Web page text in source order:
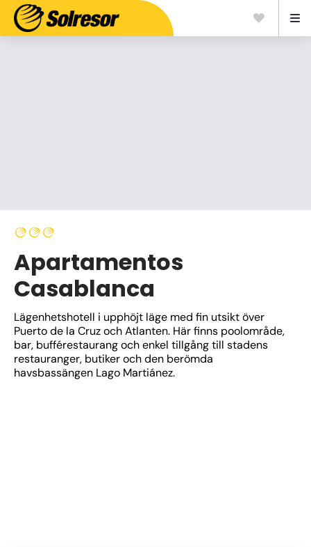
Apartamentos
Casablanca
Lägenhetshotell i upphöjt läge med fin utsikt över
Puerto de la Cruz och Atlanten. Här finns poolområde,
bar, bufférestaurang och enkel tillgång till stadens
restauranger, butiker och den berömda
havsbassängen Lago Martiánez.